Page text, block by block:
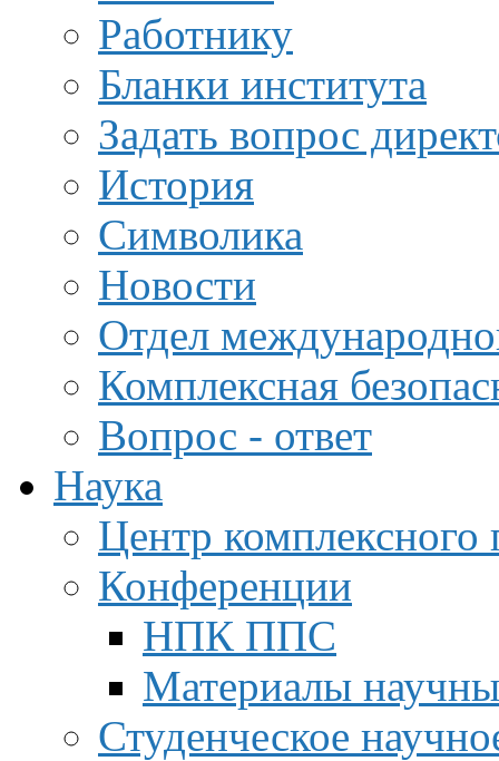
Работнику
Бланки института
Задать вопрос
История
Символика
Новости
Отдел
Комплексная
Вопрос - ответ
Наука
Центр
Конференции
НПК ППС
Материалы
Студенческое